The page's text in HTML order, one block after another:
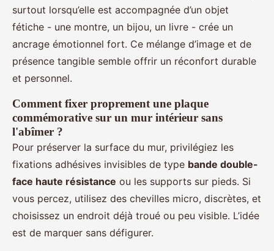
surtout lorsqu’elle est accompagnée d’un objet
fétiche - une montre, un bijou, un livre - crée un
ancrage émotionnel fort. Ce mélange d’image et de
présence tangible semble offrir un réconfort durable
et personnel.
Comment fixer proprement une plaque
commémorative sur un mur intérieur sans
l'abîmer ?
Pour préserver la surface du mur, privilégiez les
fixations adhésives invisibles de type bande double-
face haute résistance ou les supports sur pieds. Si
vous percez, utilisez des chevilles micro, discrètes, et
choisissez un endroit déjà troué ou peu visible. L’idée
est de marquer sans défigurer.